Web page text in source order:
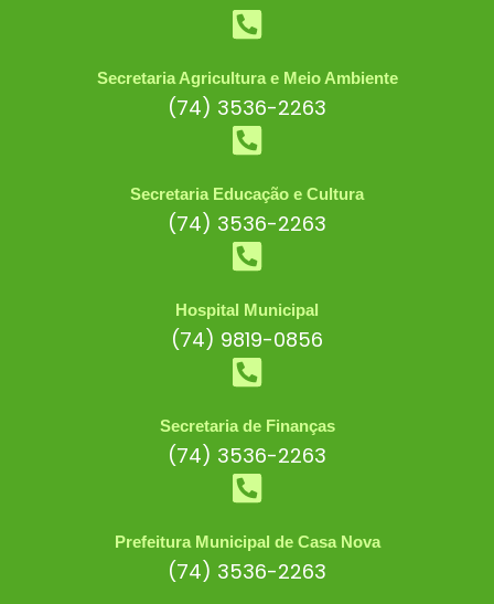
Secretaria Agricultura e Meio Ambiente
(74) 3536-2263
Secretaria Educação e Cultura
(74) 3536-2263
Hospital Municipal
(74) 9819-0856
Secretaria de Finanças
(74) 3536-2263
Prefeitura Municipal de Casa Nova
(74) 3536-2263